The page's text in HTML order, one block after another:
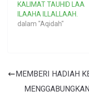
KALIMAT TAUHID LAA
ILAAHA ILLALLAAH.
dalam "Aqidah"
MEMBERI HADIAH